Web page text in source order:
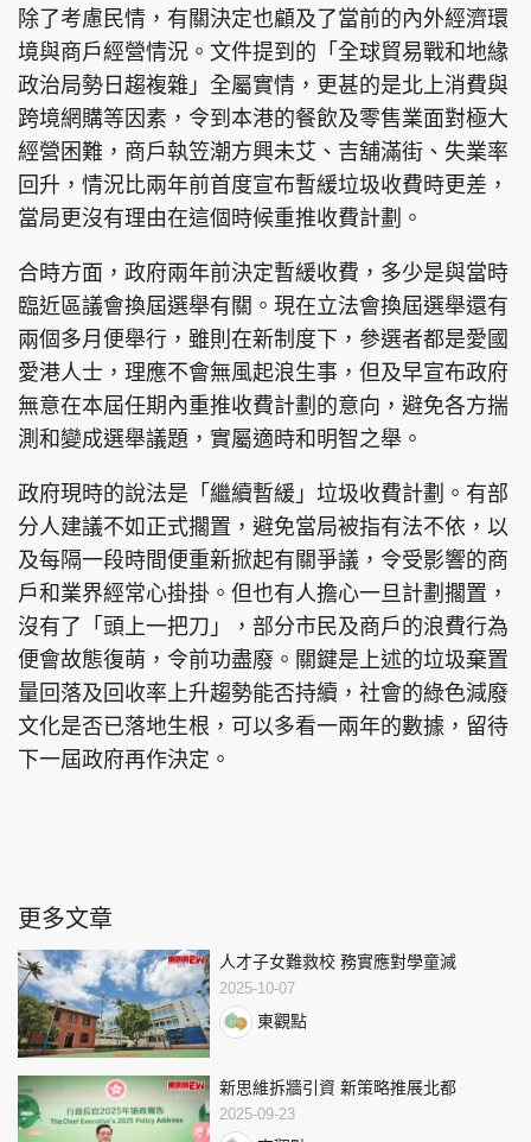
除了考慮民情，有關決定也顧及了當前的內外經濟環
境與商戶經營情況。文件提到的「全球貿易戰和地緣
政治局勢日趨複雜」全屬實情，更甚的是北上消費與
跨境網購等因素，令到本港的餐飲及零售業面對極大
經營困難，商戶執笠潮方興未艾、吉舖滿街、失業率
回升，情況比兩年前首度宣布暫緩垃圾收費時更差，
當局更沒有理由在這個時候重推收費計劃。
合時方面，政府兩年前決定暫緩收費，多少是與當時
臨近區議會換屆選舉有關。現在立法會換屆選舉還有
兩個多月便舉行，雖則在新制度下，參選者都是愛國
愛港人士，理應不會無風起浪生事，但及早宣布政府
無意在本屆任期內重推收費計劃的意向，避免各方揣
測和變成選舉議題，實屬適時和明智之舉。
政府現時的說法是「繼續暫緩」垃圾收費計劃。有部
分人建議不如正式擱置，避免當局被指有法不依，以
及每隔一段時間便重新掀起有關爭議，令受影響的商
戶和業界經常心掛掛。但也有人擔心一旦計劃擱置，
沒有了「頭上一把刀」，部分市民及商戶的浪費行為
便會故態復萌，令前功盡廢。關鍵是上述的垃圾棄置
量回落及回收率上升趨勢能否持續，社會的綠色減廢
文化是否已落地生根，可以多看一兩年的數據，留待
下一屆政府再作決定。
更多文章
人才子女難救校 務實應對學童減
2025-10-07
東觀點
新思維拆牆引資 新策略推展北都
2025-09-23